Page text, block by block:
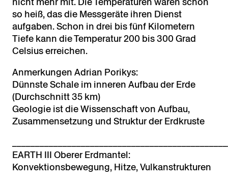
so heiß, das die Messgeräte ihren Dienst
aufgaben. Schon in drei bis fünf Kilometern
Tiefe kann die Temperatur 200 bis 300 Grad
Celsius erreichen.
Anmerkungen Adrian Porikys:
Dünnste Schale im inneren Aufbau der Erde
(Durchschnitt 35 km)
Geologie ist die Wissenschaft von Aufbau,
Zusammensetzung und Struktur der Erdkruste
EARTH III Oberer Erdmantel:
Konvektionsbewegung, Hitze, Vulkanstrukturen